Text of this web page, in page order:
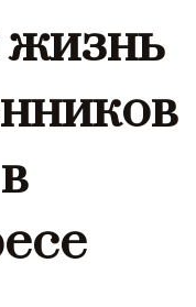
жизнь